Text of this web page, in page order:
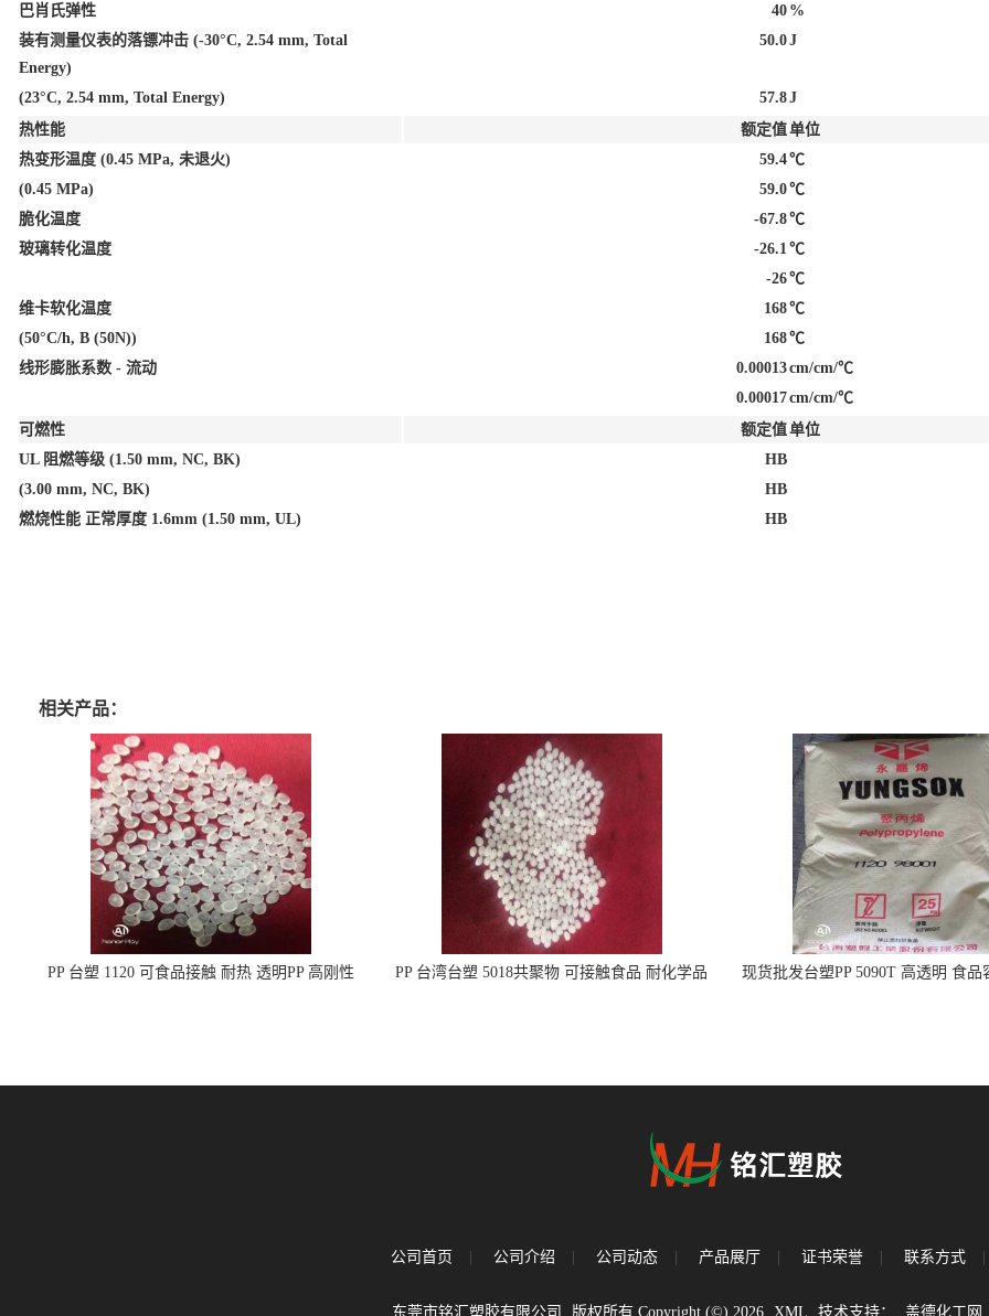
巴肖氏弹性
40 %
装有测量仪表的落镖冲击 (-30°C, 2.54 mm, Total
Energy)
50.0J
(23°C, 2.54 mm, Total Energy) 57.8J
热性能
额定值单位
热变形温度 (0.45 MPa, 未退火)
59.4℃
(0.45 MPa)
59.0℃
脆化温度
-67.8℃
玻璃转化温度
-26.1℃
-26℃
维卡软化温度
168℃
(50°C/h, B (50N))
168℃
线形膨胀系数 - 流动
0.00013cm/cm/℃
0.00017cm/cm/℃
可燃性
额定值单位
UL 阻燃等级 (1.50 mm, NC, BK)
HB
(3.00 mm, NC, BK)
HB
燃烧性能 正常厚度 1.6mm (1.50 mm, UL)
HB
相关产品：
PP 台塑 1120 可食品接触 耐热 透明PP 高刚性
PP 台湾台塑 5018共聚物 可接触食品 耐化学品
现货批发台塑PP 5090T 高透明 食品
公司首页 公司介绍 公司动态 产品展厅 证书荣誉 联系方式
东莞市铭汇塑胶有限公司 版权所有 Copyright (©) 2026 XML 技术支持： 盖德化工网